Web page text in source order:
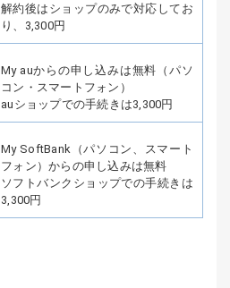
解約後はショップのみで対応してお
り、3,300円
My auからの申し込みは無料（パソ
コン・スマートフォン）
auショップでの手続きは3,300円
My SoftBank（パソコン、スマート
フォン）からの申し込みは無料
ソフトバンクショップでの手続きは
3,300円